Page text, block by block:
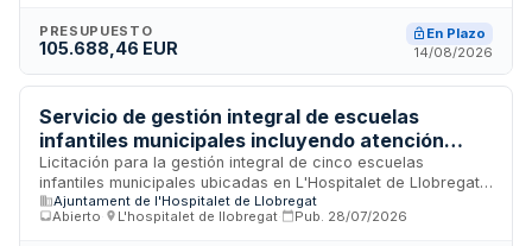
Granollers y subvencionado por el Departamento de Igualdad
y Feminismos de la Generalitat de Cataluña. La prestación se
otros equipamientos municipales según necesidades.
PRESUPUESTO
105.688,46 EUR
En Plazo
14/08/2026
Servicio de gestión integral de escuelas
infantiles municipales incluyendo atención
educativa, comedor, acogida, limpieza y
mantenimiento - Ayuntamiento de L'Hospitalet
de Llobregat
Licitación para la gestión integral de cinco escuelas
infantiles municipales ubicadas en L'Hospitalet de Llobregat,
divididas en dos lotes. El servicio comprende la atención
educativa a menores de cero a tres años, administración de
Ajuntament de l'Hospitalet de Llobregat
Abierto
L'hospitalet de llobregat Pub. 28/07/2026